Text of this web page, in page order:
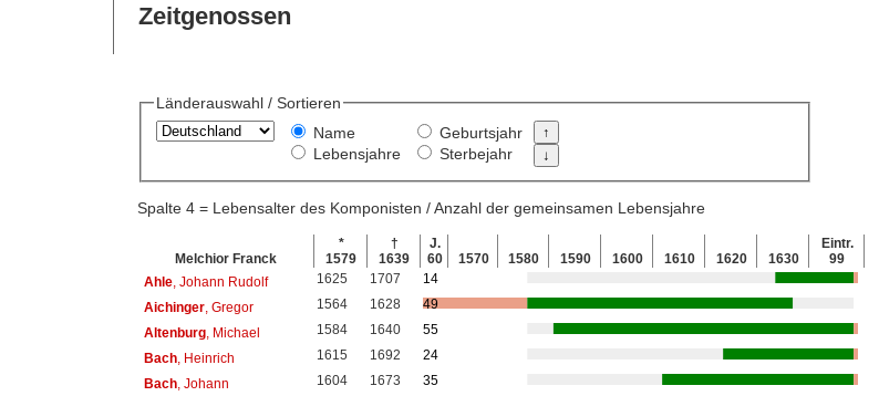
Zeitgenossen
Länderauswahl / Sortieren
Name
Lebensjahre
Geburtsjahr
Sterbejahr
Spalte 4 = Lebensalter des Komponisten / Anzahl der gemeinsamen Lebensjahre
Melchior Franck
*
1579
†
1639
J.
60
1570 1580 1590 1600 1610 1620 1630
Eintr.
99
Ahle, Johann Rudolf 1625 1707
14
Aichinger, Gregor 1564 1628
49
Altenburg, Michael 1584 1640
55
Bach, Heinrich 1615 1692
24
Bach, Johann 1604 1673
35